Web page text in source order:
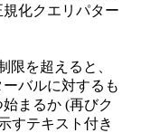
化クエリパター
限を超えると、
バルに対するも
まるか (再びク
すテキスト付き